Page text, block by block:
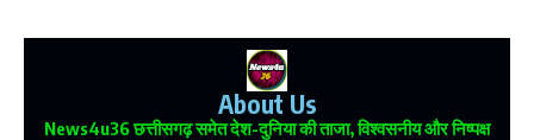
About Us
News4u36छत्तीसगढ़ समेत देश-दुनिया की ताजा, विश्वसनीय और निष्पक्ष